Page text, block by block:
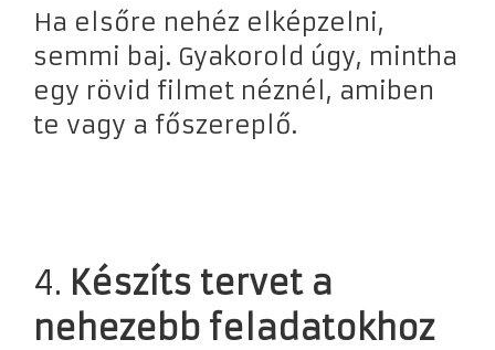
Ha elsőre nehéz elképzelni,
semmi baj. Gyakorold úgy, mintha
egy rövid filmet néznél, amiben
te vagy a főszereplő.
4. Készíts tervet a
nehezebb feladatokhoz